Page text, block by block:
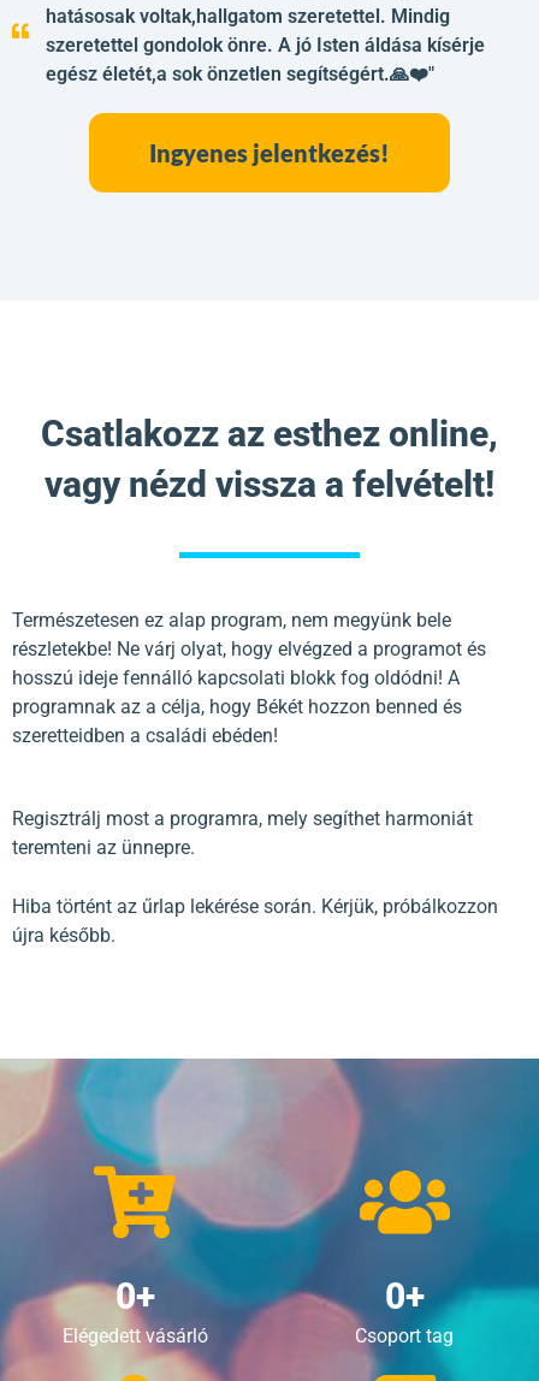
hatásosak voltak,hallgatom szeretettel. Mindig
szeretettel gondolok önre. A jó Isten áldása kísérje
egész életét,a sok önzetlen segítségért.🙏❤️"
Ingyenes jelentkezés!
Csatlakozz az esthez online,
vagy nézd vissza a felvételt!
Természetesen ez alap program, nem megyünk bele
részletekbe! Ne várj olyat, hogy elvégzed a programot és
hosszú ideje fennálló kapcsolati blokk fog oldódni! A
programnak az a célja, hogy Békét hozzon benned és
szeretteidben a családi ebéden!
Regisztrálj most a programra, mely segíthet harmoniát
teremteni az ünnepre.
Hiba történt az űrlap lekérése során. Kérjük, próbálkozzon
újra később.
Elégedett vásárló
0+
Csoport tag
0+